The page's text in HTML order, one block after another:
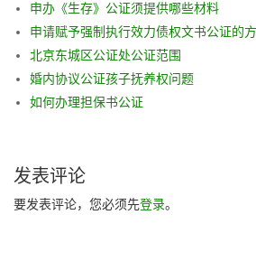
申办《生存》公证须提供哪些材料
北京东城区公证处公证范围
婚内协议公证孩子抚养权问题
如何办理担保书公证
发表评论
要发表评论，您必须先登录。